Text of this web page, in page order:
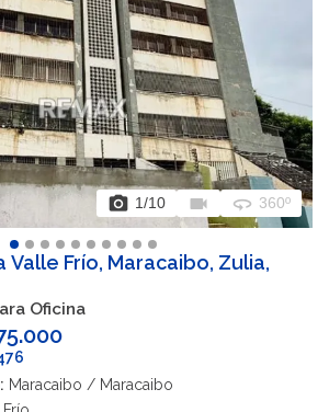
photo_camera 1/10 videocam 360 360º
Valle Frío, Maracaibo, Zulia,
Oficina
Maracaibo / Maracaibo